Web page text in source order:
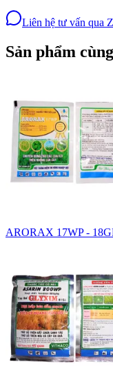
Liên hệ tư vấn qua
Sản phẩm
ARORAX 17WP -